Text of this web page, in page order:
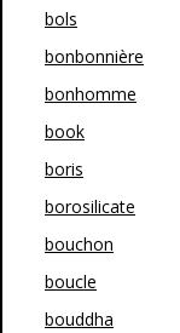
bols
bonbonnière
bonhomme
book
boris
borosilicate
bouchon
boucle
bouddha